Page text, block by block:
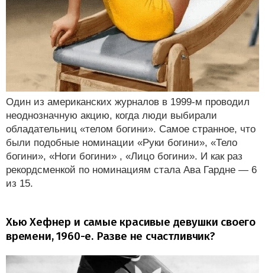
Один из американских журналов в 1999-м проводил
неоднозначную акцию, когда люди выбирали
обладательниц «телом богини». Самое странное, что
были подобные номинации «Руки богини», «Тело
богини», «Ноги богини» , «Лицо богини». И как раз
рекордсменкой по номинациям стала Ава Гардне — 6
из 15.
Хью Хефнер и самые красивые девушки своего
времени, 1960-е. Разве не счастливчик?